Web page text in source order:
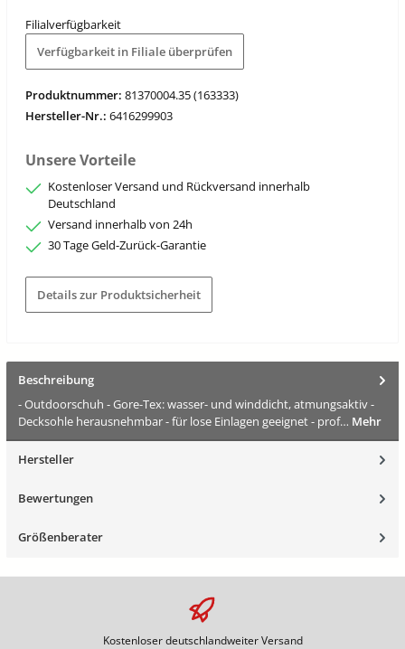
Filialverfügbarkeit
Verfügbarkeit in Filiale überprüfen
Produktnummer: 81370004.35 (163333)
Hersteller-Nr.: 6416299903
Unsere Vorteile
Kostenloser Versand und Rückversand innerhalb
Deutschland
Versand innerhalb von 24h
30 Tage Geld-Zurück-Garantie
Details zur Produktsicherheit
Beschreibung
- Outdoorschuh - Gore-Tex: wasser- und winddicht, atmungsaktiv -
Decksohle herausnehmbar - für lose Einlagen geeignet - prof… Mehr
Hersteller
Bewertungen
Größenberater
Kostenloser deutschlandweiter Versand